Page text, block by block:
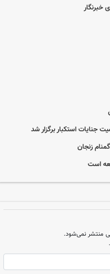
خبرنگار
استکبار برگزار شد
زنجان
است
منتشر نمی‌شود.